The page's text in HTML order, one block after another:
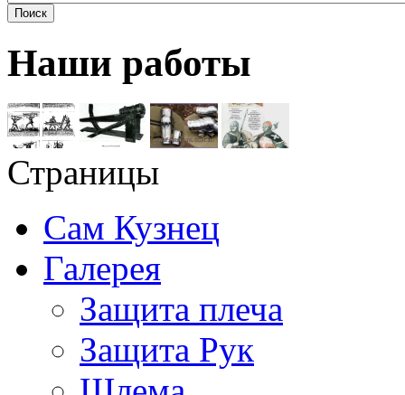
Поиск
Наши работы
Страницы
Сам Кузнец
Галерея
Защита плеча
Защита Рук